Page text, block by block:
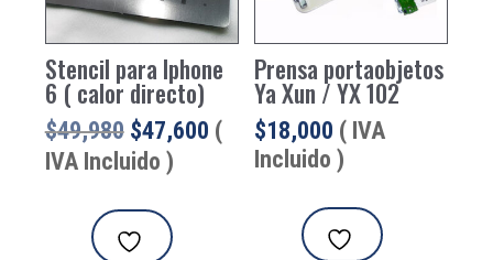
Stencil para Iphone
6 ( calor directo)
$49,980 El
precio
era:
$49,980.
$47,600El
precio
(
IVA Incluido )
Prensa portaobjetos
Ya Xun / YX 102
$18,000 ( IVA
Incluido )